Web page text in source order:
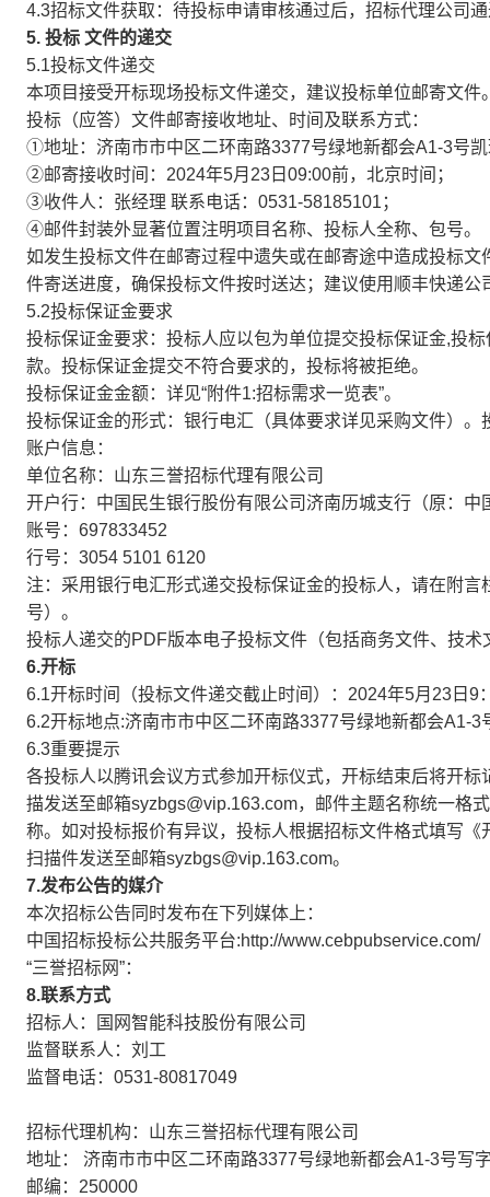
4.3招标文件获取：待投标申请审核通过后，招标代理公司
5. 投标 文件的递交
5.1投标文件递交
本项目接受开标现场投标文件递交，建议投标单位邮寄文件
投标（应答）文件邮寄接收地址、时间及联系方式：
①地址：济南市市中区二环南路3377号绿地新都会A1-3号
②邮寄接收时间：2024年5月23日09:00前，北京时间；
③收件人：张经理 联系电话：0531-58185101；
④邮件封装外显著位置注明项目名称、投标人全称、包号。
如发生投标文件在邮寄过程中遗失或在邮寄途中造成投标
件寄送进度，确保投标文件按时送达；建议使用顺丰快递公
5.2投标保证金要求
投标保证金要求：投标人应以包为单位提交投标保证金,投
款。投标保证金提交不符合要求的，投标将被拒绝。
投标保证金金额：详见“附件1:招标需求一览表”。
投标保证金的形式：银行电汇（具体要求详见采购文件）
账户信息：
单位名称：山东三誉招标代理有限公司
开户行：中国民生银行股份有限公司济南历城支行（原：中
账号：697833452
行号：3054 5101 6120
注：采用银行电汇形式递交投标保证金的投标人，请在附
号）。
投标人递交的PDF版本电子投标文件（包括商务文件、技
6.开标
6.1开标时间（投标文件递交截止时间）：2024年5月23日9
6.2开标地点:济南市市中区二环南路3377号绿地新都会A1-
6.3重要提示
各投标人以腾讯会议方式参加开标仪式，开标结束后将开
描发送至邮箱syzbgs@vip.163.com，邮件主题名称统一格
称。如对投标报价有异议，投标人根据招标文件格式填写
扫描件发送至邮箱syzbgs@vip.163.com。
7.发布公告的媒介
本次招标公告同时发布在下列媒体上：
中国招标投标公共服务平台:http://www.cebpubservice.com/
“三誉招标网”：
8.联系方式
招标人：国网智能科技股份有限公司
监督联系人：刘工
监督电话：0531-80817049
招标代理机构：山东三誉招标代理有限公司
地址： 济南市市中区二环南路3377号绿地新都会A1-3号写
邮编：250000